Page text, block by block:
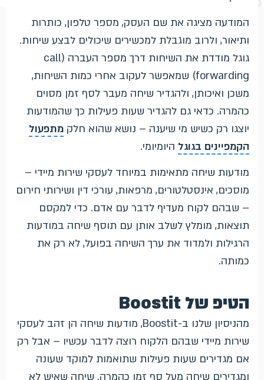
המודעה מציגה את שם העסק, מספר טלפון, כותרות
ותיאור, ולרוב מוגבלת למכשירים שיכולים לבצע שיחות.
גוגל מודדת את השיחות דרך מספר העברה (call
forwarding) שמאפשר לעקוב אחרי כמות השיחות,
משכן ואיכותן, ולהגדיר שיחה מעבר לסף זמן מסוים
כהמרה. כדאי גם להגדיר שעות פעילות כך שהמודעות
יוצגו רק כשיש מי שיענה – נושא שהוא חלק מתפעול
הקמפיינים בגוגל היומיומי.
מודעות שיחה מתאימות במיוחד לעסקי שירות מיידי –
מוסכים, אינסטלטורים, מרפאות, עורכי דין ושירותי חירום
– שבהם לקוח מעדיף לדבר עם אדם. כדי למקסם
תוצאות, מומלץ לשלב אותן עם תוסף שיחה במודעות
הרגילות ולמדוד את ערך השיחה בפועל, לא רק את
כמותה.
הטיפ של Boostit
מהניסיון שלנו ב-Boostit, מודעות שיחה הן זהב לעסקי
שירות מיידי שבהם הלקוח רוצה לדבר עכשיו – אבל רק
אם מגדירים שעות פעילות שתואמות למוקד שעונה
ומגדירים שיחה מעל סף זמן כהמרה. שיחה שאיש לא